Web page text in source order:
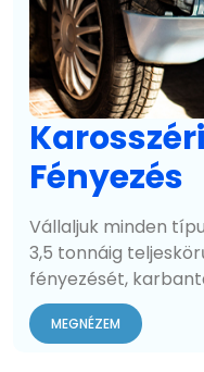
Fényezés
Vállaljuk minden
3,5 tonnáig
fényezését,
MEGNÉZEM